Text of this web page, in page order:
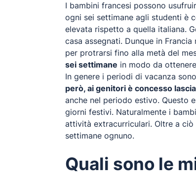
I bambini francesi possono
ogni sei settimane agli studenti è
elevata rispetto a quella italiana.
casa assegnati. Dunque in Francia
per protrarsi fino alla metà del
sei settimane in modo da
In genere i periodi di vacanza
però, ai genitori è concesso
anche nel periodo estivo. Questo
giorni festivi. Naturalmente i
attività extracurriculari. Oltre a
settimane ognuno.
Quali sono le